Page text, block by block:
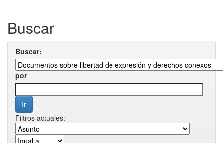
Buscar
Buscar:
por
Filtros actuales: